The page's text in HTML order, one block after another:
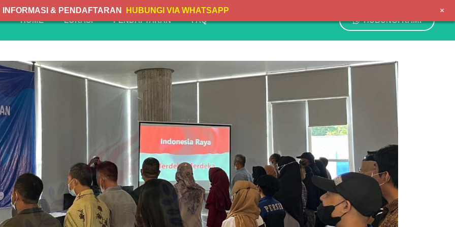
HOME LOKASI PENDAFTARAN FAQ HUBUNGI KAMI
INFORMASI & PENDAFTARAN HUBUNGI VIA WHATSAPP +